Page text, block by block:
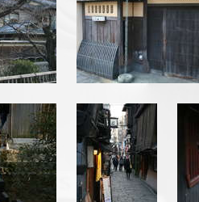
img_6578.jpg